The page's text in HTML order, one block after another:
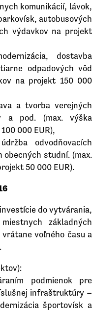
komunikácií, lávok,
autobusových
výdavkov na projekt
dostavba
odpadových vôd
na projekt 150 000
a tvorba verejných
a pod. (max. výška
000 EUR),
odvodňovacích
obecných studní. (max.
50 000 EUR).
do vytvárania,
základných
voľného času a
podmienok pre
infraštruktúry –
športovísk a